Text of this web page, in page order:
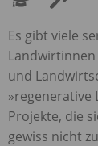
Es gibt viele
und
»regenerative
Projekte, die
gewiss nicht